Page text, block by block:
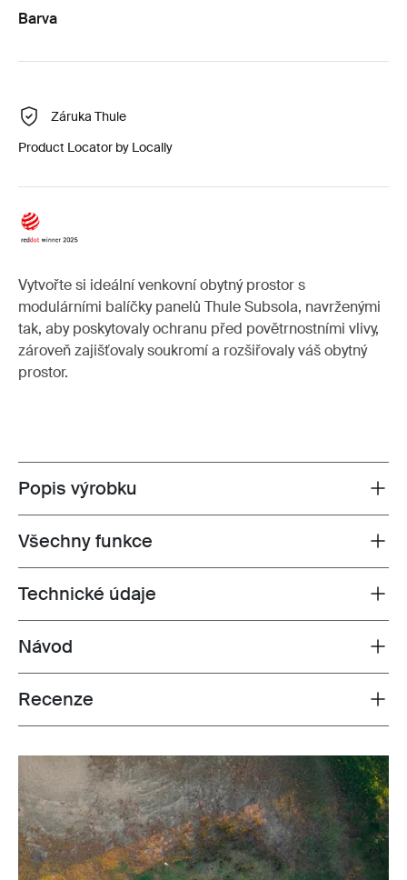
Barva
Záruka Thule
Product Locator by Locally
Vytvořte si ideální venkovní obytný prostor s
modulárními balíčky panelů Thule Subsola, navrženými
tak, aby poskytovaly ochranu před povětrnostními vlivy,
zároveň zajišťovaly soukromí a rozšiřovaly váš obytný
prostor.
Toggle overview
Popis výrobku
Toggle features
Všechny funkce
Toggle techspec
Technické údaje
Toggle guides and instructions
Návod
Toggle overview
Recenze